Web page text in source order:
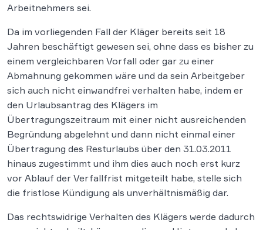
Arbeitnehmers sei.
Da im vorliegenden Fall der Kläger bereits seit 18
Jahren beschäftigt gewesen sei, ohne dass es bisher zu
einem vergleichbaren Vorfall oder gar zu einer
Abmahnung gekommen wäre und da sein Arbeitgeber
sich auch nicht einwandfrei verhalten habe, indem er
den Urlaubsantrag des Klägers im
Übertragungszeitraum mit einer nicht ausreichenden
Begründung abgelehnt und dann nicht einmal einer
Übertragung des Resturlaubs über den 31.03.2011
hinaus zugestimmt und ihm dies auch noch erst kurz
vor Ablauf der Verfallfrist mitgeteilt habe, stelle sich
die fristlose Kündigung als unverhältnismäßig dar.
Das rechtswidrige Verhalten des Klägers werde dadurch